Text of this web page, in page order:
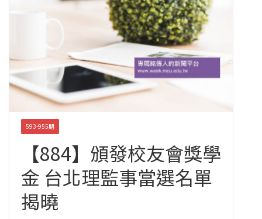
593-955期
【884】頒發校友會獎學
金 台北理監事當選名單
揭曉